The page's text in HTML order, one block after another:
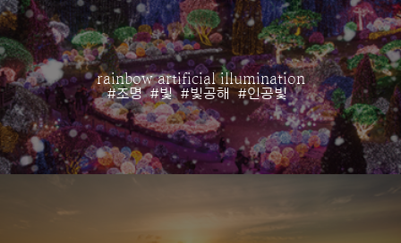
rainbow artificial illumination
#조명 #빛 #빛공해 #인공빛